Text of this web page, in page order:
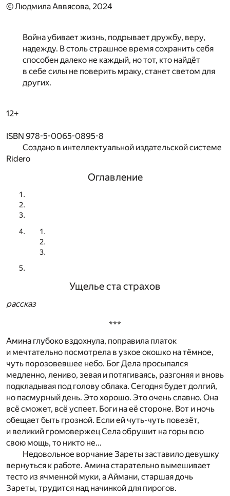
© Людмила Аввясова, 2024
Война убивает жизнь, подрывает дружбу, веру,
надежду. В столь страшное время сохранить себя
способен далеко не каждый, но тот, кто найдёт
в себе силы не поверить мраку, станет светом для
других.
12+
ISBN 978-5-0065-0895-8
Создано в интеллектуальной издательской системе
Ridero
Оглавление
Ущелье ста страхов
рассказ
***
Амина глубоко вздохнула, поправила платок
и мечтательно посмотрела в узкое окошко на тёмное,
чуть порозовевшее небо. Бог Дела просыпался
медленно, лениво, зевая и потягиваясь, разгоняя и вновь
подкладывая под голову облака. Сегодня будет долгий,
но пасмурный день. Это хорошо. Это очень славно. Она
всё сможет, всё успеет. Боги на её стороне. Вот и ночь
обещает быть грозной. Если ей чуть-чуть повезёт,
и великий громовержец Села обрушит на горы всю
свою мощь, то никто не…
Недовольное ворчание Зареты заставило девушку
вернуться к работе. Амина старательно вымешивает
тесто из ячменной муки, а Аймани, старшая дочь
Зареты, трудится над начинкой для пирогов.